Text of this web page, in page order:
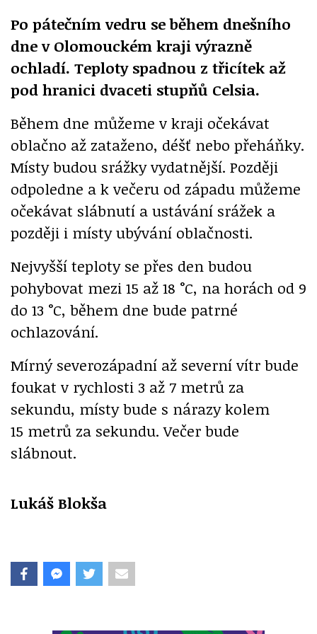
Po pátečním vedru se během dnešního
dne v Olomouckém kraji výrazně
ochladí. Teploty spadnou z třicítek až
pod hranici dvaceti stupňů Celsia.
Během dne můžeme v kraji očekávat
oblačno až zataženo, déšť nebo přeháňky.
Místy budou srážky vydatnější. Později
odpoledne a k večeru od západu můžeme
očekávat slábnutí a ustávání srážek a
později i místy ubývání oblačnosti.
Nejvyšší teploty se přes den budou
pohybovat mezi 15 až 18 °C, na horách od 9
do 13 °C, během dne bude patrné
ochlazování.
Mírný severozápadní až severní vítr bude
foukat v rychlosti 3 až 7 metrů za
sekundu, místy bude s nárazy kolem
15 metrů za sekundu. Večer bude
slábnout.
Lukáš Blokša